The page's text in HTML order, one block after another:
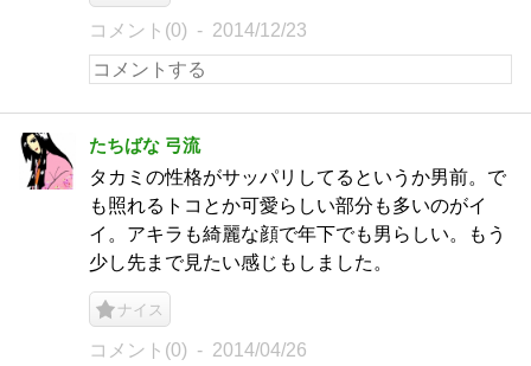
コメント(0) 2014/12/23
たちばな 弓流
タカミの性格がサッパリしてるというか男前。で
も照れるトコとか可愛らしい部分も多いのがイ
イ。アキラも綺麗な顔で年下でも男らしい。もう
少し先まで見たい感じもしました。
ナイス
コメント(0) 2014/04/26